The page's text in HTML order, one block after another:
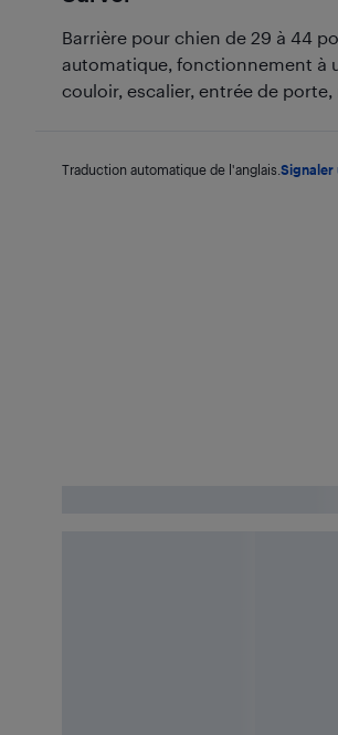
Barrière pour chien de 29 à 44
automatique, fonctionnement à
couloir, escalier, entrée de porte,
Traduction automatique de l'anglais. Signaler